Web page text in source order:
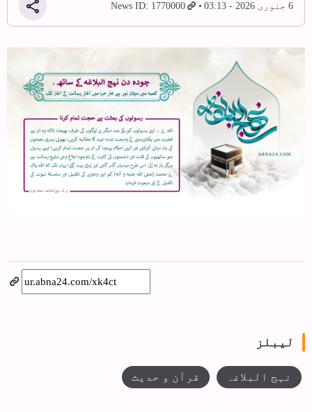
6 جنوری 2026 - 03:13 News ID: 1770000
لیبلز
نہج البلاغہ قرآن و حدیث